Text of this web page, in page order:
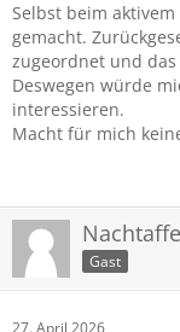
Selbst beim
gemacht.
zugeordnet und das
Deswegen würde
interessieren.
Macht für mich
Nachtaffe
Gast
27. April 2026